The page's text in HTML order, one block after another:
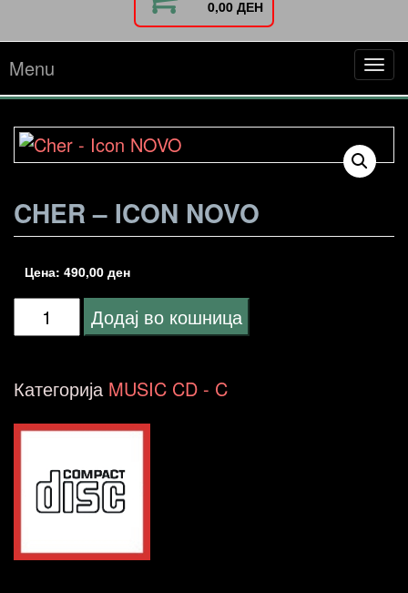
0,00 ДЕН
Menu
CHER – ICON NOVO
Цена: 490,00 ден
Cher
Icon
Додај во кошница
Категорија MUSIC CD - C